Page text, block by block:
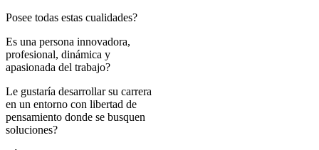
Posee todas estas cualidades?
Es una persona innovadora,
profesional, dinámica y
apasionada del trabajo?
Le gustaría desarrollar su carrera
en un entorno con libertad de
pensamiento donde se busquen
soluciones?